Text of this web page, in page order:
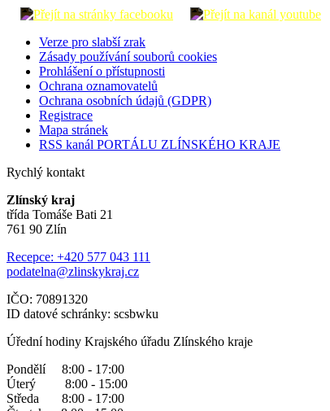
Verze pro slabší zrak
Zásady používání souborů cookies
Prohlášení o přístupnosti
Ochrana oznamovatelů
Ochrana osobních údajů (GDPR)
Registrace
Mapa stránek
RSS kanál PORTÁLU ZLÍNSKÉHO KRAJE
Rychlý kontakt
Zlínský kraj
třída Tomáše Bati 21
761 90 Zlín
Recepce: +420 577 043 111
podatelna@zlinskykraj.cz
IČO: 70891320
ID datové schránky: scsbwku
Úřední hodiny Krajského úřadu Zlínského kraje
Pondělí 8:00 - 17:00
Úterý 8:00 - 15:00
Středa 8:00 - 17:00